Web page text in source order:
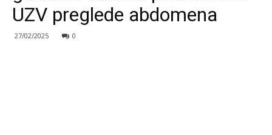
UZV preglede abdomena
27/02/2025 0